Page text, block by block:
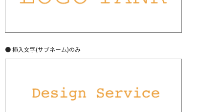
● 挿入文字(サブネーム)のみ